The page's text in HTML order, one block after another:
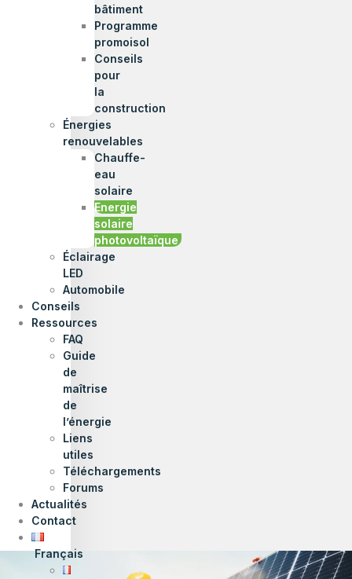
bâtiment
Programme
promoisol
Conseils
pour
la
construction
Énergies
renouvelables
Chauffe-
eau
solaire
Energie
solaire
photovoltaïque
Éclairage
LED
Automobile
Conseils
Ressources
FAQ
Guide
de
maîtrise
de
l’énergie
Liens
utiles
Téléchargements
Forums
Actualités
Contact
Français